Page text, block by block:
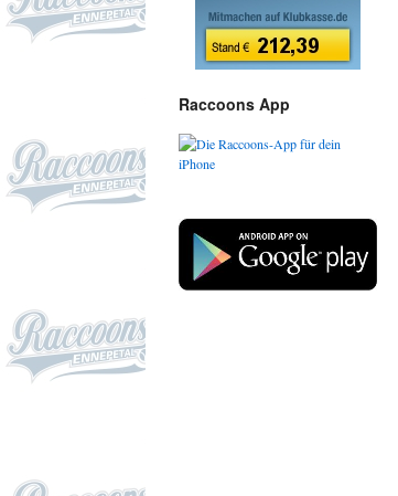
Raccoons App